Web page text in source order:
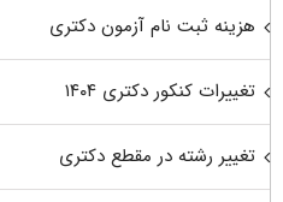
هزینه ثبت نام آزمون دکتری
تغییرات کنکور دکتری ۱۴۰۴
تغییر رشته در مقطع دکتری